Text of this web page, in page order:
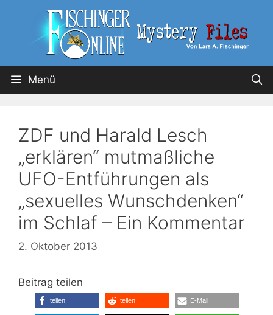
Menü
ZDF und Harald Lesch
„erklären“ mutmaßliche
UFO-Entführungen als
„sexuelles Wunschdenken“
im Schlaf – Ein Kommentar
2. Oktober 2013
Beitrag teilen
teilen teilen E-Mail